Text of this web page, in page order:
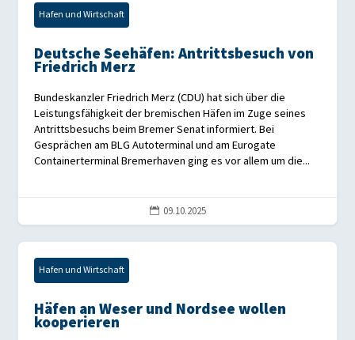
Hafen und Wirtschaft
Deutsche Seehäfen: Antrittsbesuch von
Friedrich Merz
Bundeskanzler Friedrich Merz (CDU) hat sich über die
Leistungsfähigkeit der bremischen Häfen im Zuge seines
Antrittsbesuchs beim Bremer Senat informiert. Bei
Gesprächen am BLG Autoterminal und am Eurogate
Containerterminal Bremerhaven ging es vor allem um die...
 09.10.2025
Hafen und Wirtschaft
Häfen an Weser und Nordsee wollen
kooperieren